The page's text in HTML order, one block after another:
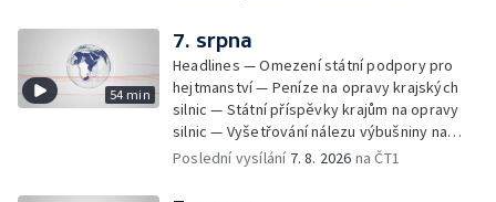
Prahou prošel průvod hrdosti na podporu
sexuálních menšin — Snazší vrácení zboží —
Pátrání na jezeře Most — Bezpečnost na
paddleboardech — Češi hledají chladnější
destinace — Kolik zaplatí Češi za dovolenou
— Cestování se zvířaty — Turistický nápor na
Šumavu — Demolice budovy ve Zlíně —
54 min
7. srpna
Headlines — Omezení státní podpory pro
hejtmanství — Peníze na opravy krajských
silnic — Státní příspěvky krajům na opravy
silnic — Vyšetřování nálezu výbušniny na
letišti v Lipsku — Pasové kontroly spojů mezi
budovy ve Zlíně — Pohřeb Milana Knížáka —
Poslední vysílání 7. 8. 2026 na ČT1